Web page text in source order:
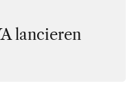
lancieren